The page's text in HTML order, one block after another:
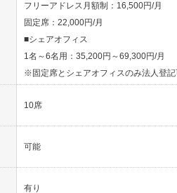
フリーアドレス月額制：16,500円/月
固定席：22,000円/月
■シェアオフィス
1名～6名用：35,200円～69,300円/月
※固定席とシェアオフィスのみ法人登記
10席
可能
有り